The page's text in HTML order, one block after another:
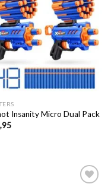
Toevoegen
aan
verlanglijst
Insanity Micro Dual Pack